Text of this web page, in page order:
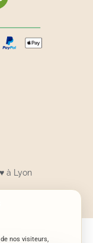
nos visiteurs,
♥ à Lyon